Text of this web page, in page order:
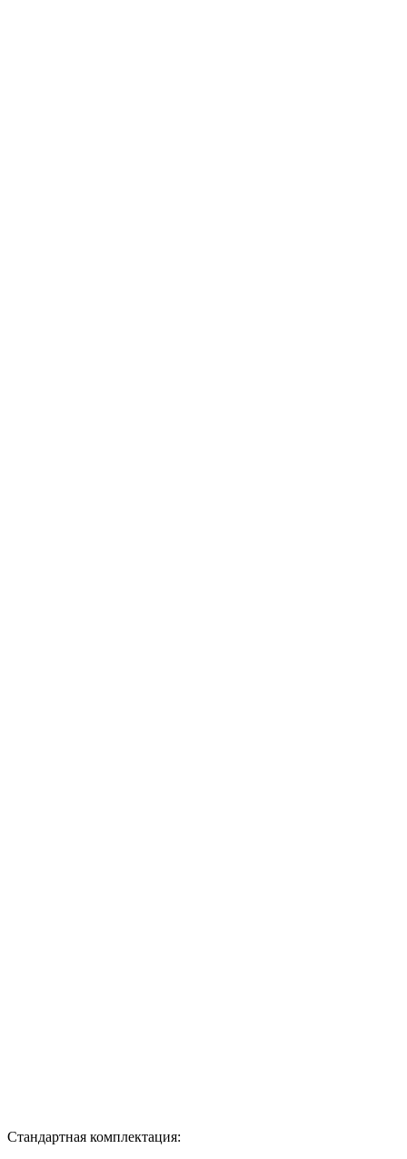
Стандартная комплектация: